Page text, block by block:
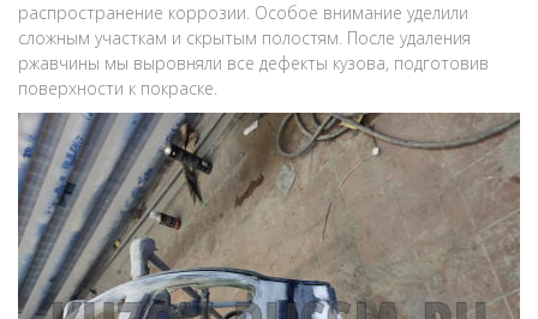
распространение коррозии. Особое внимание уделили
сложным участкам и скрытым полостям. После удаления
ржавчины мы выровняли все дефекты кузова, подготовив
поверхности к покраске.